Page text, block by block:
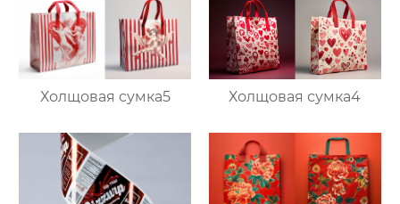
Холщовая сумка5 Холщовая сумка4